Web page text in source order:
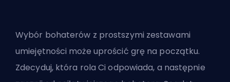
Wybór bohaterów z prostszymi zestawami
umiejętności może uprościć grę na początku.
Zdecyduj, która rola Ci odpowiada, a następnie